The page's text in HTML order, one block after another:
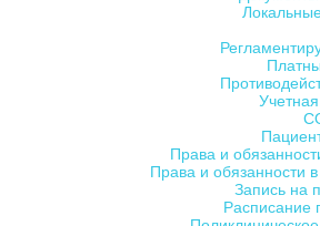
Права и
Права и обязанности
Запись на
Расписание